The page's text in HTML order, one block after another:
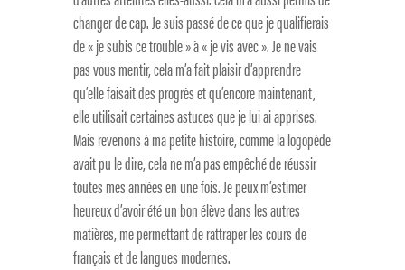
changer de cap. Je suis passé de ce que je qualifierais
de « je subis ce trouble » à « je vis avec ». Je ne vais
pas vous mentir, cela m’a fait plaisir d’apprendre
qu’elle faisait des progrès et qu’encore maintenant,
elle utilisait certaines astuces que je lui ai apprises.
Mais revenons à ma petite histoire, comme la logopède
avait pu le dire, cela ne m’a pas empêché de réussir
toutes mes années en une fois. Je peux m’estimer
heureux d’avoir été un bon élève dans les autres
matières, me permettant de rattraper les cours de
français et de langues modernes.